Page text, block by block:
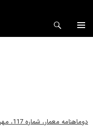
دوماهنامه معمار، شماره 117، مهر و آبان 1398